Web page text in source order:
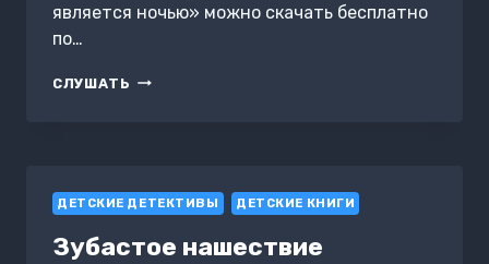
является ночью» можно скачать бесплатно
по…
СЛУШАТЬ ФАНТОМ
ДЕТСКИЕ ДЕТЕКТИВЫ ДЕТСКИЕ КНИГИ
Зубастое нашествие